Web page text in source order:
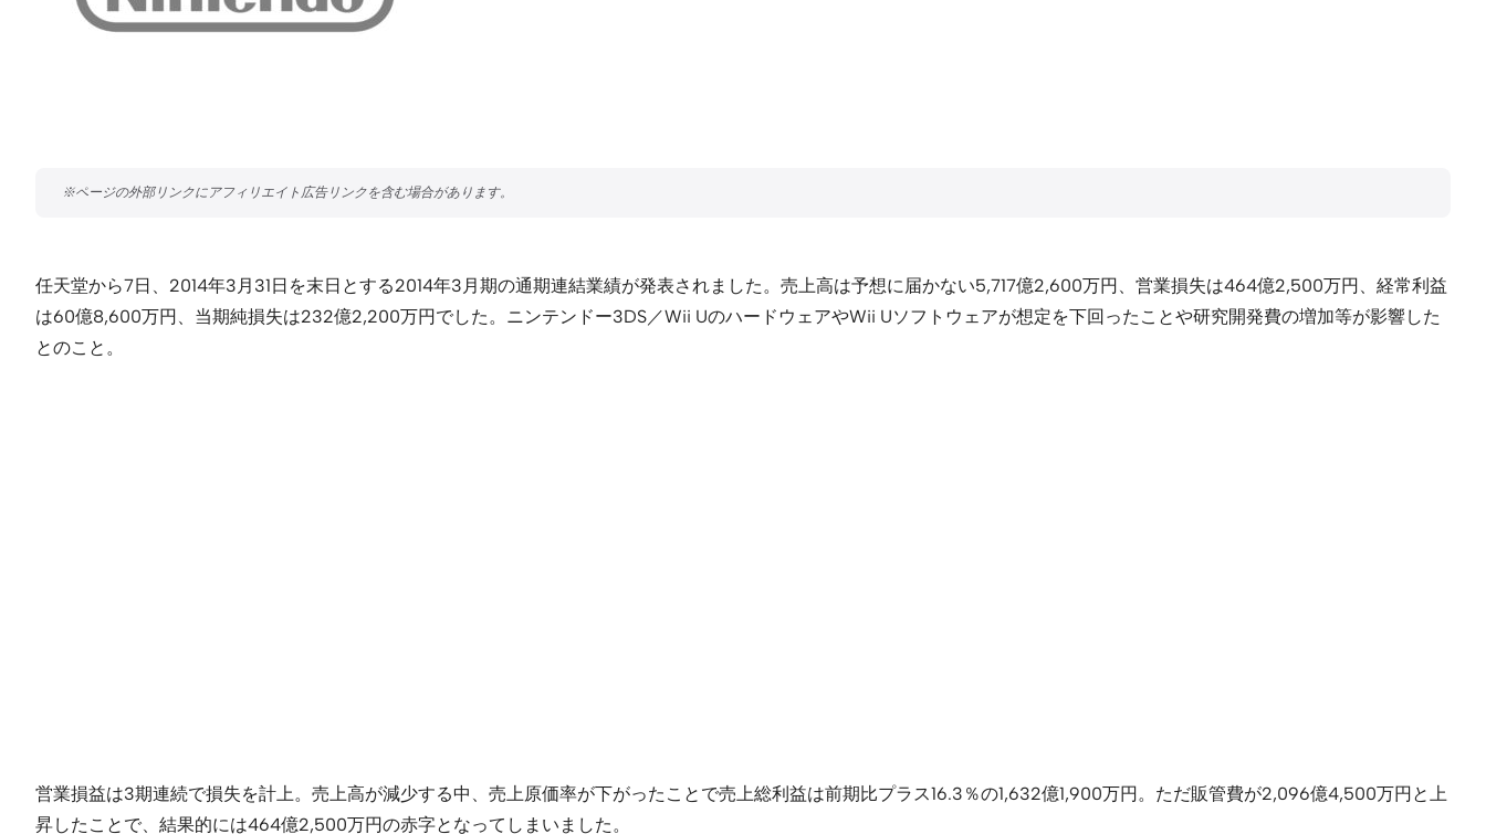
任天堂から7日、2014年3月31日を末日とする2014年3月期の通期連結業績が発表されました。売上高は予想に届かない5,717億2,600万円、営業損失は464億2,500万円、経常利益
は60億8,600万円、当期純損失は232億2,200万円でした。ニンテンドー3DS／Wii UのハードウェアやWii Uソフトウェアが想定を下回ったことや研究開発費の増加等が影響した
とのこと。
営業損益は3期連続で損失を計上。売上高が減少する中、売上原価率が下がったことで売上総利益は前期比プラス16.3％の1,632億1,900万円。ただ販管費が2,096億4,500万円と上
昇したことで、結果的には464億2,500万円の赤字となってしまいました。